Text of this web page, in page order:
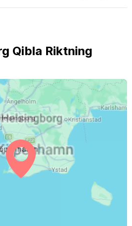
Qibla Riktning